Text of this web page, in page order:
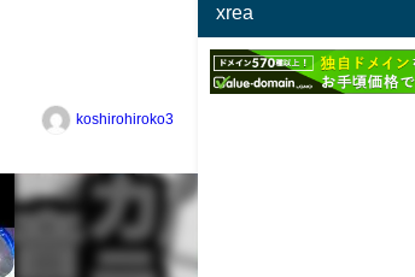
koshirohiroko3
xrea